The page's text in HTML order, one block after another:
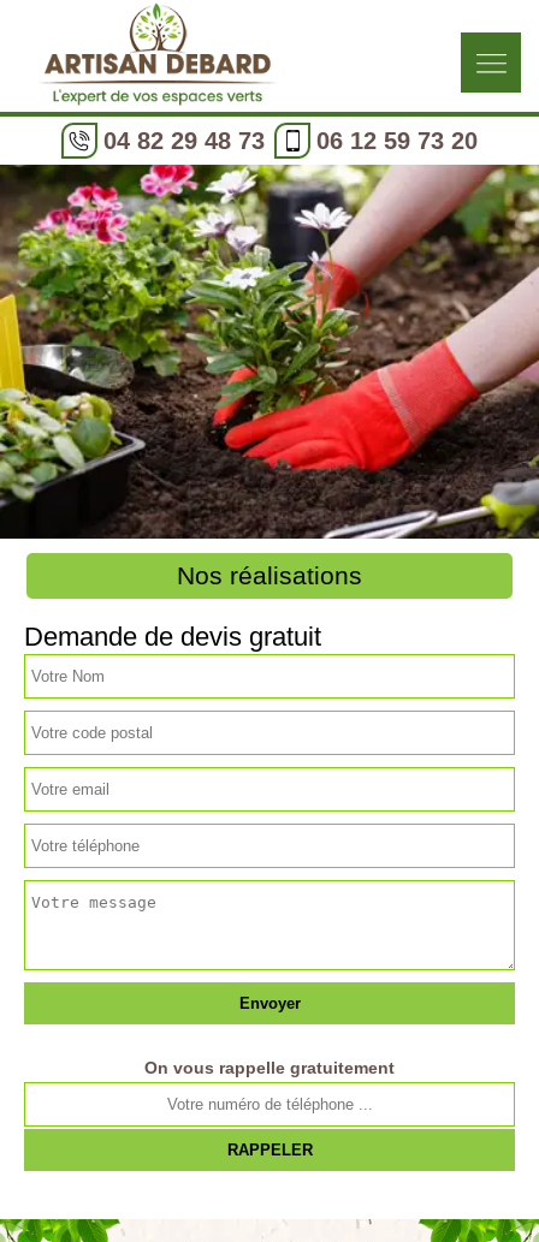
04 82 29 48 73 06 12 59 73 20
Nos réalisations
Demande de devis gratuit
On vous rappelle gratuitement